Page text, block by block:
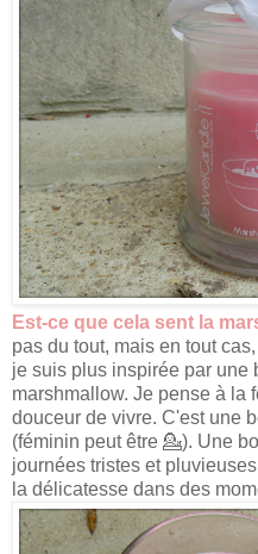
Est-ce que cela sent la
pas du tout, mais en tout
je suis plus inspirée par une
marshmallow. Je pense à la
douceur de vivre. C'est une
(féminin peut être 💁). Une
journées tristes et
la délicatesse dans des